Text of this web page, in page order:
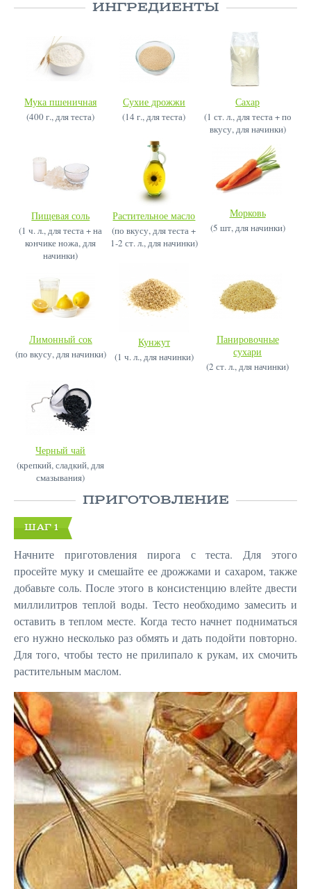
ИНГРЕДИЕНТЫ
Мука пшеничная
(400 г., для теста)
Сухие дрожжи
(14 г., для теста)
Сахар
(1 ст. л., для теста + по
вкусу, для начинки)
Пищевая соль
(1 ч. л., для теста + на
кончике ножа, для
начинки)
Растительное масло
(по вкусу, для теста +
1-2 ст. л., для начинки)
Морковь
(5 шт, для начинки)
Лимонный сок
(по вкусу, для начинки)
Кунжут
(1 ч. л., для начинки)
Панировочные
сухари
(2 ст. л., для начинки)
Черный чай
(крепкий, сладкий, для
смазывания)
ПРИГОТОВЛЕНИЕ
ШАГ 1
Начните приготовления пирога с теста. Для этого
просейте муку и смешайте ее дрожжами и сахаром, также
добавьте соль. После этого в консистенцию влейте двести
миллилитров теплой воды. Тесто необходимо замесить и
оставить в теплом месте. Когда тесто начнет подниматься
его нужно несколько раз обмять и дать подойти повторно.
Для того, чтобы тесто не прилипало к рукам, их смочить
растительным маслом.